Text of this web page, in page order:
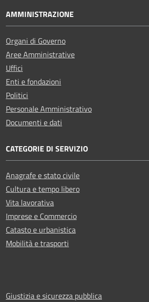
AMMINISTRAZIONE
Organi di Governo
Aree Amministrative
Uffici
Enti e fondazioni
Politici
Personale Amministrativo
Documenti e dati
CATEGORIE DI SERVIZIO
Anagrafe e stato civile
Cultura e tempo libero
Vita lavorativa
Imprese e Commercio
Catasto e urbanistica
Mobilità e trasporti
Giustizia e sicurezza pubblica